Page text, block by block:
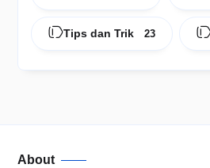
Tips dan Trik 23
About